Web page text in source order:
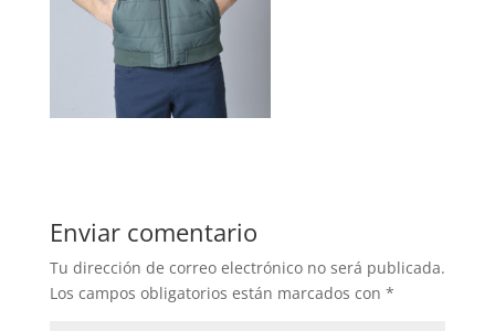
Enviar comentario
Tu dirección de correo electrónico no será publicada.
Los campos obligatorios están marcados con *